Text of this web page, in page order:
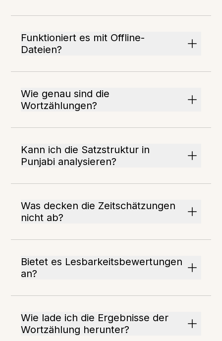
Funktioniert es mit Offline-
Dateien?
Wie genau sind die
Wortzählungen?
Kann ich die Satzstruktur in
Punjabi analysieren?
Was decken die Zeitschätzungen
nicht ab?
Bietet es Lesbarkeitsbewertungen
an?
Wie lade ich die Ergebnisse der
Wortzählung herunter?